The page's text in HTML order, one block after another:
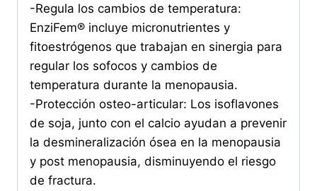
-Regula los cambios de temperatura:
EnziFem® incluye micronutrientes y
fitoestrógenos que trabajan en sinergia para
regular los sofocos y cambios de
temperatura durante la menopausia.
-Protección osteo-articular: Los isoflavones
de soja, junto con el calcio ayudan a prevenir
la desmineralización ósea en la menopausia
y post menopausia, disminuyendo el riesgo
de fractura.